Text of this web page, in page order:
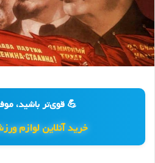
💪 قوی‌تر باشید،
خرید آنلاین لوازم